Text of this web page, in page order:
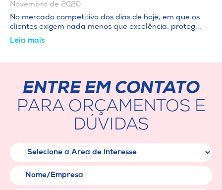
Novembro de 2020
No mercado competitivo dos dias de hoje, em que os
clientes exigem nada menos que excelência, proteg...
Leia mais
ENTRE EM CONTATO
PARA ORÇAMENTOS E
DÚVIDAS